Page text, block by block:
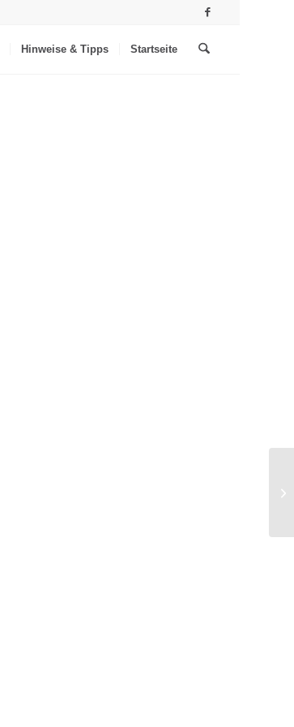
Hinweise & Tipps Startseite